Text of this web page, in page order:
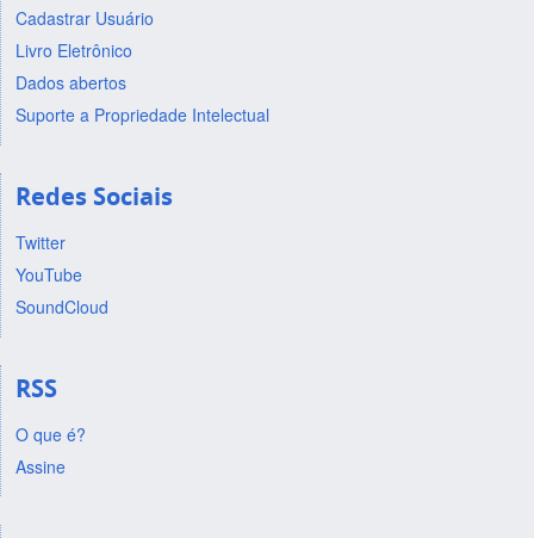
Cadastrar Usuário
Livro Eletrônico
Dados abertos
Suporte a Propriedade Intelectual
Redes Sociais
Twitter
YouTube
SoundCloud
RSS
O que é?
Assine